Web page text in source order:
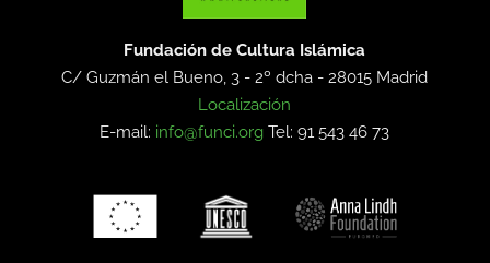
Fundación de Cultura Islámica
C/ Guzmán el Bueno, 3 - 2º dcha -28015 Madrid
Localización
E-mail: info@funci.org Tel: 91 543 46 73